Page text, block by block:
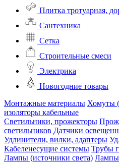
Плитка тротуарная,
Сантехника
Сетка
Строительные смеси
Электрика
Новогодние товары
Монтажные материалы Хомуты
изоляторы кабельные
Светильники, прожекторы
светильников Датчики
Удлинители, вилки, адаптеры
Кабеленесущие системы Трубы
Лампы (источники света) Лампы